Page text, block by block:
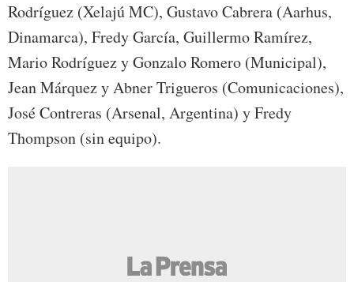
Rodríguez (Xelajú MC), Gustavo Cabrera (Aarhus,
Dinamarca), Fredy García, Guillermo Ramírez,
Mario Rodríguez y Gonzalo Romero (Municipal),
Jean Márquez y Abner Trigueros (Comunicaciones),
José Contreras (Arsenal, Argentina) y Fredy
Thompson (sin equipo).